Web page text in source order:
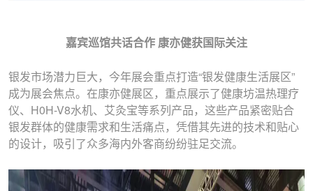
嘉宾巡馆共话合作 康亦健获国际关注
银发市场潜力巨大，今年展会重点打造“银发健康生活展区”
成为展会焦点。在康亦健展区，重点展示了健康坊温热理疗
仪、H0H-V8水机、艾灸宝等系列产品，这些产品紧密贴合
银发群体的健康需求和生活痛点，凭借其先进的技术和贴心
的设计，吸引了众多海内外客商纷纷驻足交流。